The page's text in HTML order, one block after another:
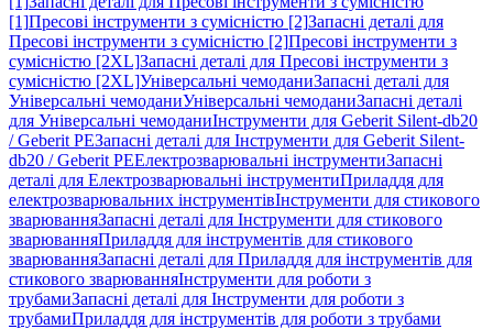
[1]Пресові інструменти з сумісністю [2]Запасні деталі для
Пресові інструменти з сумісністю [2]Пресові інструменти з
сумісністю [2XL]Запасні деталі для Пресові інструменти з
сумісністю [2XL]Універсальні чемоданиЗапасні деталі для
Універсальні чемоданиУніверсальні чемоданиЗапасні деталі
для Універсальні чемоданиІнструменти для Geberit Silent-db20
/ Geberit PEЗапасні деталі для Інструменти для Geberit Silent-
db20 / Geberit PEЕлектрозварювальні інструментиЗапасні
деталі для Електрозварювальні інструментиПриладдя для
електрозварювальних інструментівІнструменти для стикового
зварюванняЗапасні деталі для Інструменти для стикового
зварюванняПриладдя для інструментів для стикового
зварюванняЗапасні деталі для Приладдя для інструментів для
стикового зварюванняІнструменти для роботи з
трубамиЗапасні деталі для Інструменти для роботи з
трубамиПриладдя для інструментів для роботи з трубами